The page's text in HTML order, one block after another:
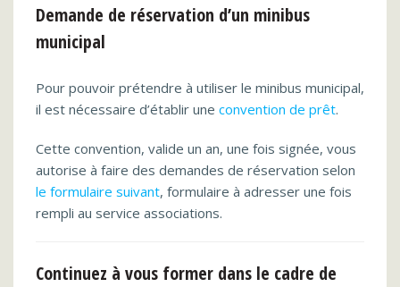
Demande de réservation d’un minibus
municipal
Pour pouvoir prétendre à utiliser le minibus municipal,
il est nécessaire d’établir une convention de prêt.
Cette convention, valide un an, une fois signée, vous
autorise à faire des demandes de réservation selon
le formulaire suivant, formulaire à adresser une fois
rempli au service associations.
Continuez à vous former dans le cadre de